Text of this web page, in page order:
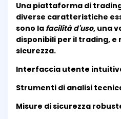
Una piattaforma di
diverse caratteristiche
sono la facilità d'uso, una
disponibili per il trading, e
sicurezza.
Interfaccia utente
Strumenti di analisi
Misure di sicurezza